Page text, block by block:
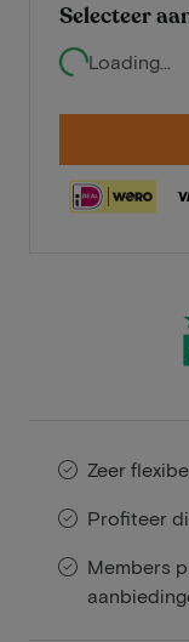
Selecteer
Loading...
Zeer
Profiteer
Members